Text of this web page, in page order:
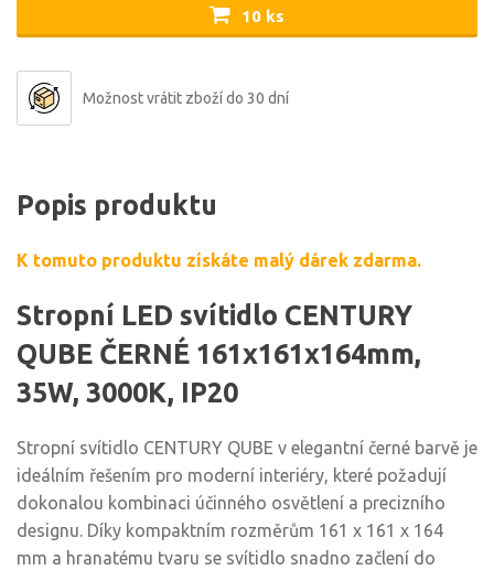
10 ks
Možnost vrátit zboží do 30 dní
Popis produktu
K tomuto produktu získáte malý dárek zdarma.
Stropní LED svítidlo CENTURY
QUBE ČERNÉ 161x161x164mm,
35W, 3000K, IP20
Stropní svítidlo CENTURY QUBE v elegantní černé barvě je
ideálním řešením pro moderní interiéry, které požadují
dokonalou kombinaci účinného osvětlení a precizního
designu. Díky kompaktním rozměrům 161 x 161 x 164
mm a hranatému tvaru se svítidlo snadno začlení do